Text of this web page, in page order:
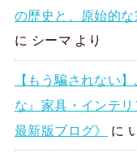
の歴史と、原始的な
に シーマ より
【もう騙されない
な』家具・インテ
最新版ブログ》
に